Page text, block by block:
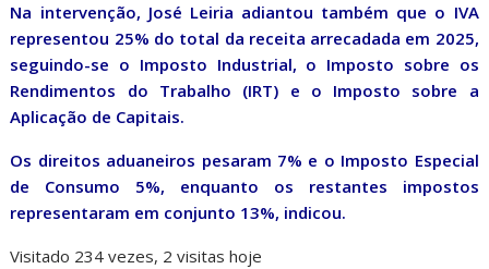
Na intervenção, José Leiria adiantou também que o IVA
representou 25% do total da receita arrecadada em 2025,
seguindo-se o Imposto Industrial, o Imposto sobre os
Rendimentos do Trabalho (IRT) e o Imposto sobre a
Aplicação de Capitais.
Os direitos aduaneiros pesaram 7% e o Imposto Especial
de Consumo 5%, enquanto os restantes impostos
representaram em conjunto 13%, indicou.
Visitado 234 vezes, 2 visitas hoje